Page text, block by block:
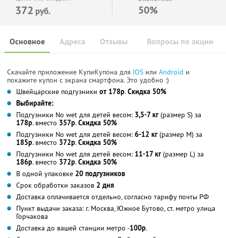
372 руб. 50%
Основное Отзывы Вопросы по акции
Адреса
Скачайте приложение КупиКупона для IOS или Android и
покажите купон с экрана смартфона. Это удобно :)
Швейцарские подгузники от 178р.Скидка 50%
Выбирайте:
Подгузники No wet для детей весом: 3,5-7 кг(размер S) за
178р. вместо 357р.Скидка 50%
Подгузники No wet для детей весом: 6-12 кг(размер M) за
185р. вместо 372р.Скидка 50%
Подгузники No wet для детей весом: 11-17 кг(размер L) за
186р. вместо 372р.Скидка 50%
В одной упаковке 20 подгузников
Срок обработки заказов 2 дня
Доставка оплачивается отдельно, согласно тарифу почты РФ
Пункт выдачи заказа: г. Москва, Южное Бутово, ст. метро улица
Горчакова
Доставка до вашей станции метро -100р.